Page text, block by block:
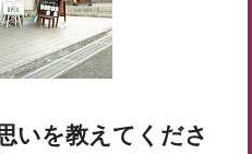
いを教えてくださ